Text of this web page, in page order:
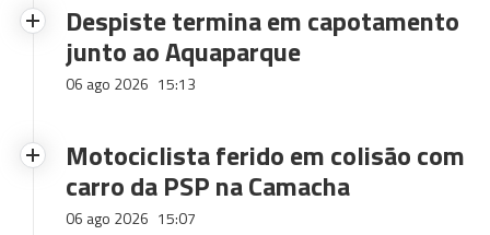
Despiste termina em capotamento
junto ao Aquaparque
06 ago 2026 15:13
Motociclista ferido em colisão com
carro da PSP na Camacha
06 ago 2026 15:07